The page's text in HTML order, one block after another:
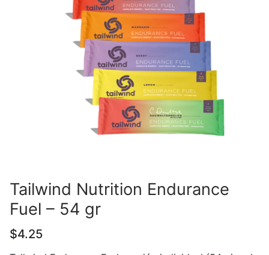
Tailwind Nutrition Endurance
Fuel – 54 gr
$4.25